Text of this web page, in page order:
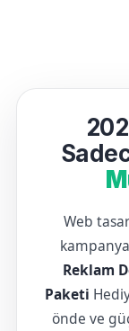
Web
Reklam
Paketi
önde ve